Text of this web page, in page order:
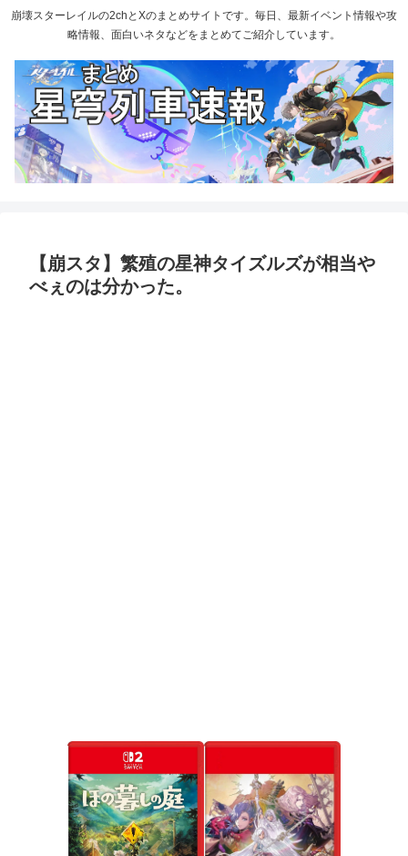
崩壊スターレイルの2chとXのまとめサイトです。毎日、最新イベント情報や攻
略情報、面白いネタなどをまとめてご紹介しています。
【崩スタ】繁殖の星神タイズルズが相当や
べぇのは分かった。